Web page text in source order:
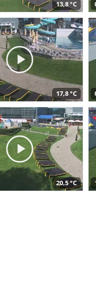
13,8 °C
17,8 °C
20,5 °C